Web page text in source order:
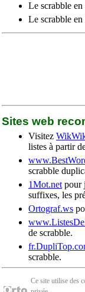
Le scrabble
Le scrabble
Sites web
Visitez
listes à partir
scrabble
1Mot.net pour
suffixes, les
Ortograf.ws
de scrabble.
scrabble.
Ce site utilise des